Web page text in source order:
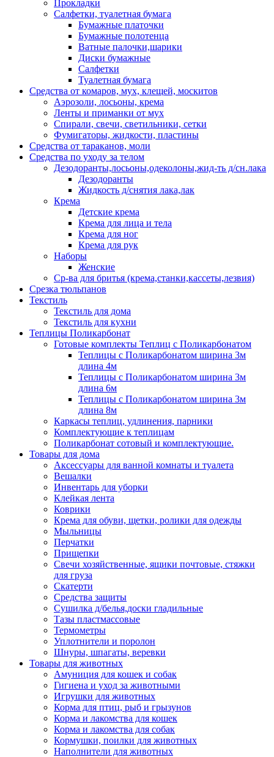
Прокладки
Салфетки, туалетная бумага
Бумажные платочки
Бумажные полотенца
Ватные палочки,шарики
Диски бумажные
Салфетки
Туалетная бумага
Средства от комаров, мух, клещей, москитов
Аэрозоли, лосьоны, крема
Ленты и приманки от мух
Спирали, свечи, светильники, сетки
Фумигаторы, жидкости, пластины
Средства от тараканов, моли
Средства по уходу за телом
Дезодоранты,лосьоны,одеколоны,жид-ть д/сн.лака
Дезодоранты
Жидкость д/снятия лака,лак
Крема
Детские крема
Крема для лица и тела
Крема для ног
Крема для рук
Наборы
Женские
Ср-ва для бритья (крема,станки,кассеты,лезвия)
Срезка тюльпанов
Текстиль
Текстиль для дома
Текстиль для кухни
Теплицы Поликарбонат
Готовые комплекты Теплиц с Поликарбонатом
Теплицы с Поликарбонатом ширина 3м
длина 4м
Теплицы с Поликарбонатом ширина 3м
длина 6м
Теплицы с Поликарбонатом ширина 3м
длина 8м
Каркасы теплиц, удлинения, парники
Комплектующие к теплицам
Поликарбонат сотовый и комплектующие.
Товары для дома
Аксессуары для ванной комнаты и туалета
Вешалки
Инвентарь для уборки
Клейкая лента
Коврики
Крема для обуви, щетки, ролики для одежды
Мыльницы
Перчатки
Прищепки
Свечи хозяйственные, ящики почтовые, стяжки
для груза
Скатерти
Средства защиты
Сушилка д/белья,доски гладильные
Тазы пластмассовые
Термометры
Уплотнители и поролон
Шнуры, шпагаты, веревки
Товары для животных
Амуниция для кошек и собак
Гигиена и уход за животными
Игрушки для животных
Корма для птиц, рыб и грызунов
Корма и лакомства для кошек
Корма и лакомства для собак
Кормушки, поилки для животных
Наполнители для животных